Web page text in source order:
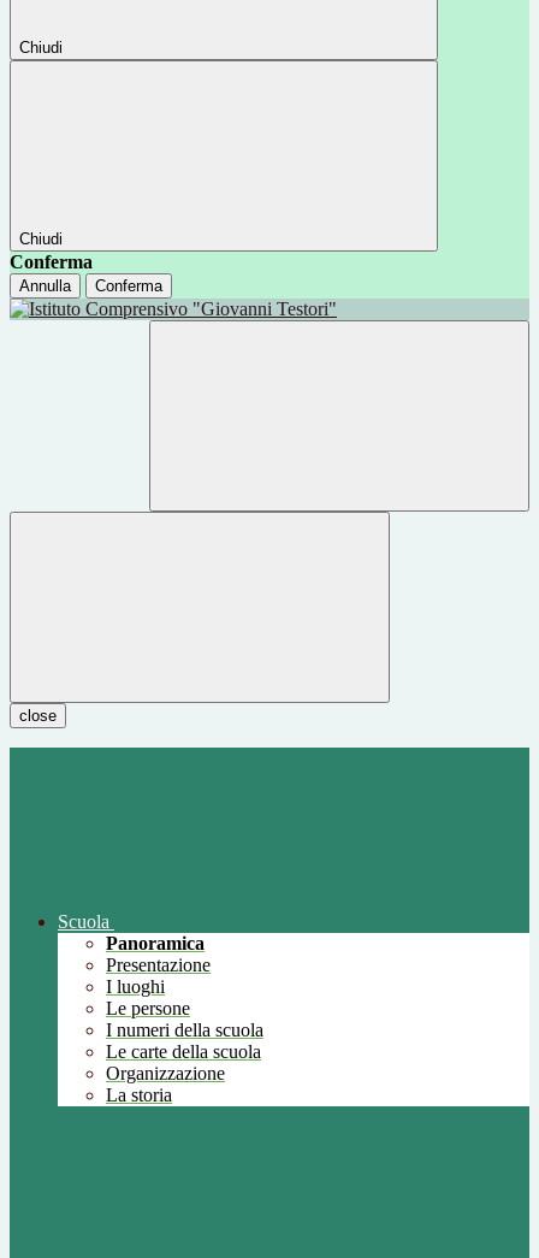
Chiudi
Chiudi
Conferma
Annulla Conferma
close
Scuola
Panoramica
Presentazione
I luoghi
Le persone
I numeri della scuola
Le carte della scuola
Organizzazione
La storia